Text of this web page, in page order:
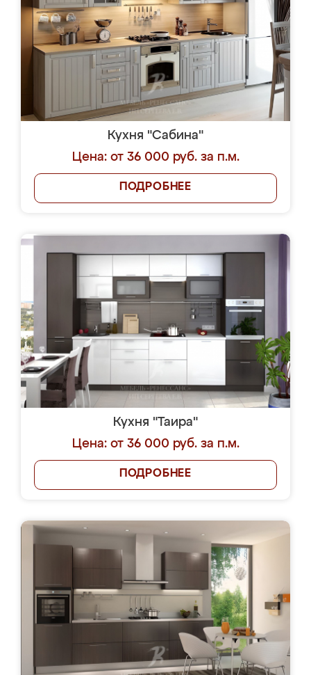
Кухня "Сабина"
Цена: от 36 000 руб. за п.м.
ПОДРОБНЕЕ
Кухня "Таира"
Цена: от 36 000 руб. за п.м.
ПОДРОБНЕЕ